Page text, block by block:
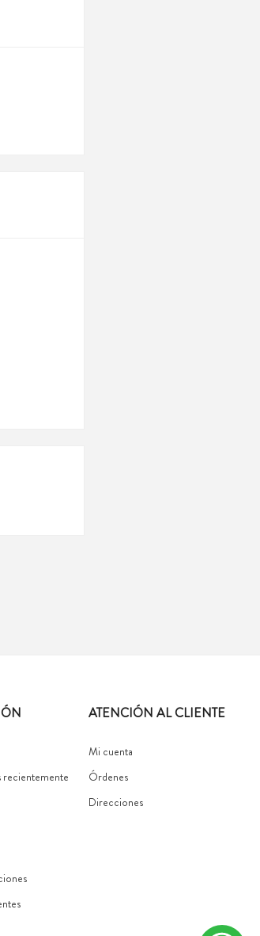
recientemente
ATENCIÓN AL CLIENTE
Mi cuenta
Órdenes
Direcciones